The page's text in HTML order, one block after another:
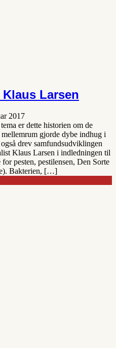
Larsen
2017
er dette historien om de
gjorde dybe indhug i
drev samfundsudviklingen
Klaus Larsen i indledningen til
pesten, pestilensen, Den Sorte
Bakterien, […]